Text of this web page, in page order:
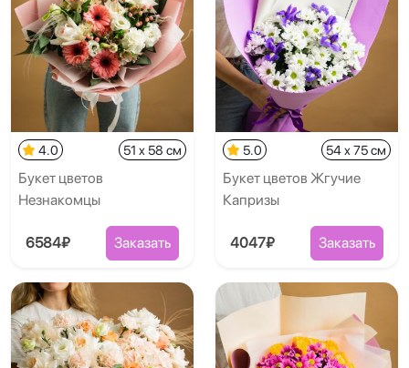
4.0 51 x 58 см
Букет цветов
Незнакомцы
6584₽ Заказать
5.0 54 x 75 см
Букет цветов Жгучие
Капризы
4047₽ Заказать